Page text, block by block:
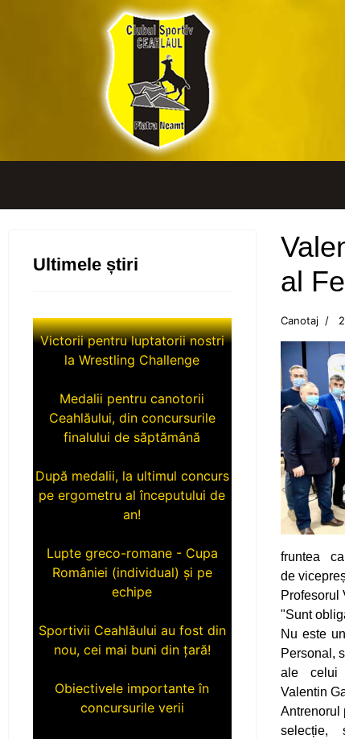
Ultimele știri
Victorii pentru luptatorii nostri
la Wrestling Challenge
Ceahlăului, din concursurile
finalului de săptămână
pe ergometru al începutului de
an!
României (individual) și pe
echipe
nou, cei mai buni din țară!
concursurile verii
al
Canotaj
fruntea
de
Profesorul
"Sunt
Nu este
Personal,
ale celui
Valentin
Antrenorul
selecție,